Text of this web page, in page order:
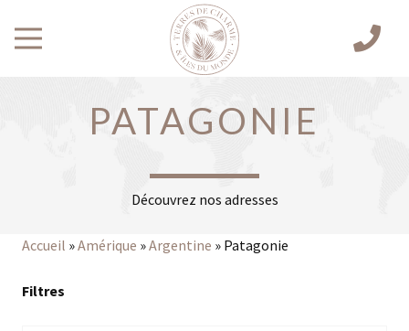
PATAGONIE
Découvrez nos adresses
Accueil »Amérique »Argentine » Patagonie
Filtres